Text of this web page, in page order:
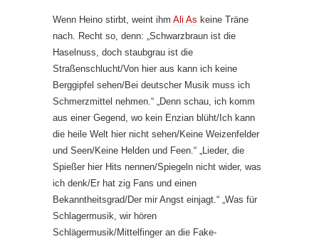
Wenn Heino stirbt, weint ihm Ali As keine Träne
nach. Recht so, denn: „Schwarzbraun ist die
Haselnuss, doch staubgrau ist die
Straßenschlucht/Von hier aus kann ich keine
Berggipfel sehen/Bei deutscher Musik muss ich
Schmerzmittel nehmen.“ „Denn schau, ich komm
aus einer Gegend, wo kein Enzian blüht/Ich kann
die heile Welt hier nicht sehen/Keine Weizenfelder
und Seen/Keine Helden und Feen.“ „Lieder, die
Spießer hier Hits nennen/Spiegeln nicht wider, was
ich denk/Er hat zig Fans und einen
Bekanntheitsgrad/Der mir Angst einjagt.“ „Was für
Schlagermusik, wir hören
Schlägermusik/Mittelfinger an die Fake-